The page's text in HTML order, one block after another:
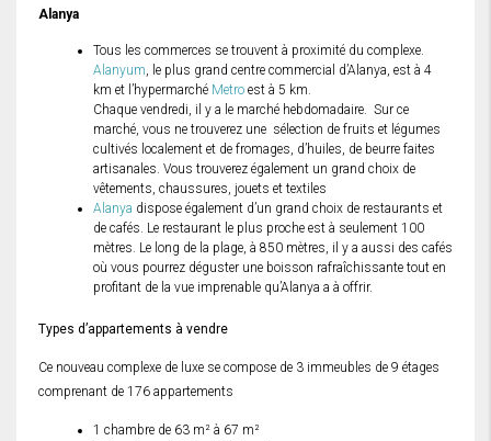
Alanya
Tous les commerces se trouvent à proximité du complexe.
Alanyum, le plus grand centre commercial d’Alanya, est à 4
km et l’hypermarché Metro est à 5 km.
Chaque vendredi, il y a le marché hebdomadaire. Sur ce
marché, vous ne trouverez une sélection de fruits et légumes
cultivés localement et de fromages, d’huiles, de beurre faites
artisanales. Vous trouverez également un grand choix de
vêtements, chaussures, jouets et textiles
Alanya dispose également d’un grand choix de restaurants et
de cafés. Le restaurant le plus proche est à seulement 100
mètres. Le long de la plage, à 850 mètres, il y a aussi des cafés
où vous pourrez déguster une boisson rafraîchissante tout en
profitant de la vue imprenable qu’Alanya a à offrir.
Types d’appartements à vendre
Ce nouveau complexe de luxe se compose de 3 immeubles de 9 étages
comprenant de 176 appartements
1 chambre de 63 m² à 67 m²